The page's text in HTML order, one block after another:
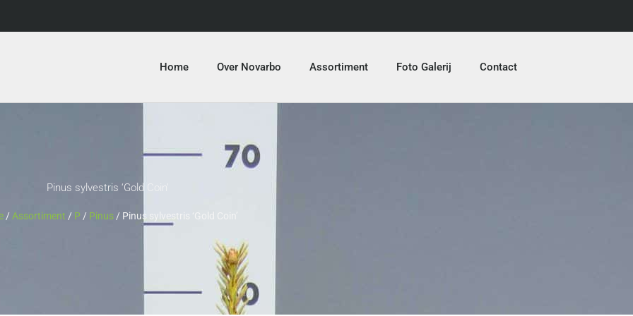
Home Over Novarbo Assortiment Foto Galerij Contact
Pinus sylvestris ‘Gold Coin’
/ Assortiment / P / Pinus/ Pinus sylvestris ‘Gold Coin’